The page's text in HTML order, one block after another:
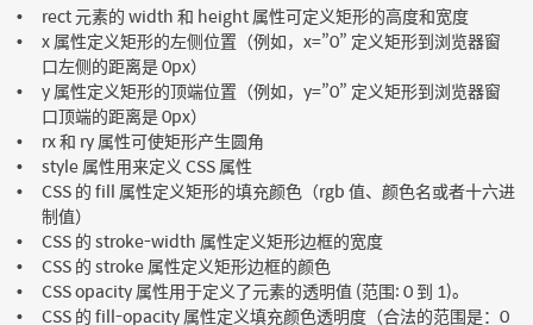
rect 元素的 width 和 height 属性可定义矩形的高度和宽度
x 属性定义矩形的左侧位置（例如，x=”0” 定义矩形到浏览器窗
口左侧的距离是 0px）
y 属性定义矩形的顶端位置（例如，y=”0” 定义矩形到浏览器窗
口顶端的距离是 0px）
rx 和 ry 属性可使矩形产生圆角
style 属性用来定义 CSS 属性
CSS 的 fill 属性定义矩形的填充颜色（rgb 值、颜色名或者十六进
制值）
CSS 的 stroke-width 属性定义矩形边框的宽度
CSS 的 stroke 属性定义矩形边框的颜色
CSS opacity 属性用于定义了元素的透明值 (范围: 0 到 1)。
CSS 的 fill-opacity 属性定义填充颜色透明度（合法的范围是：0